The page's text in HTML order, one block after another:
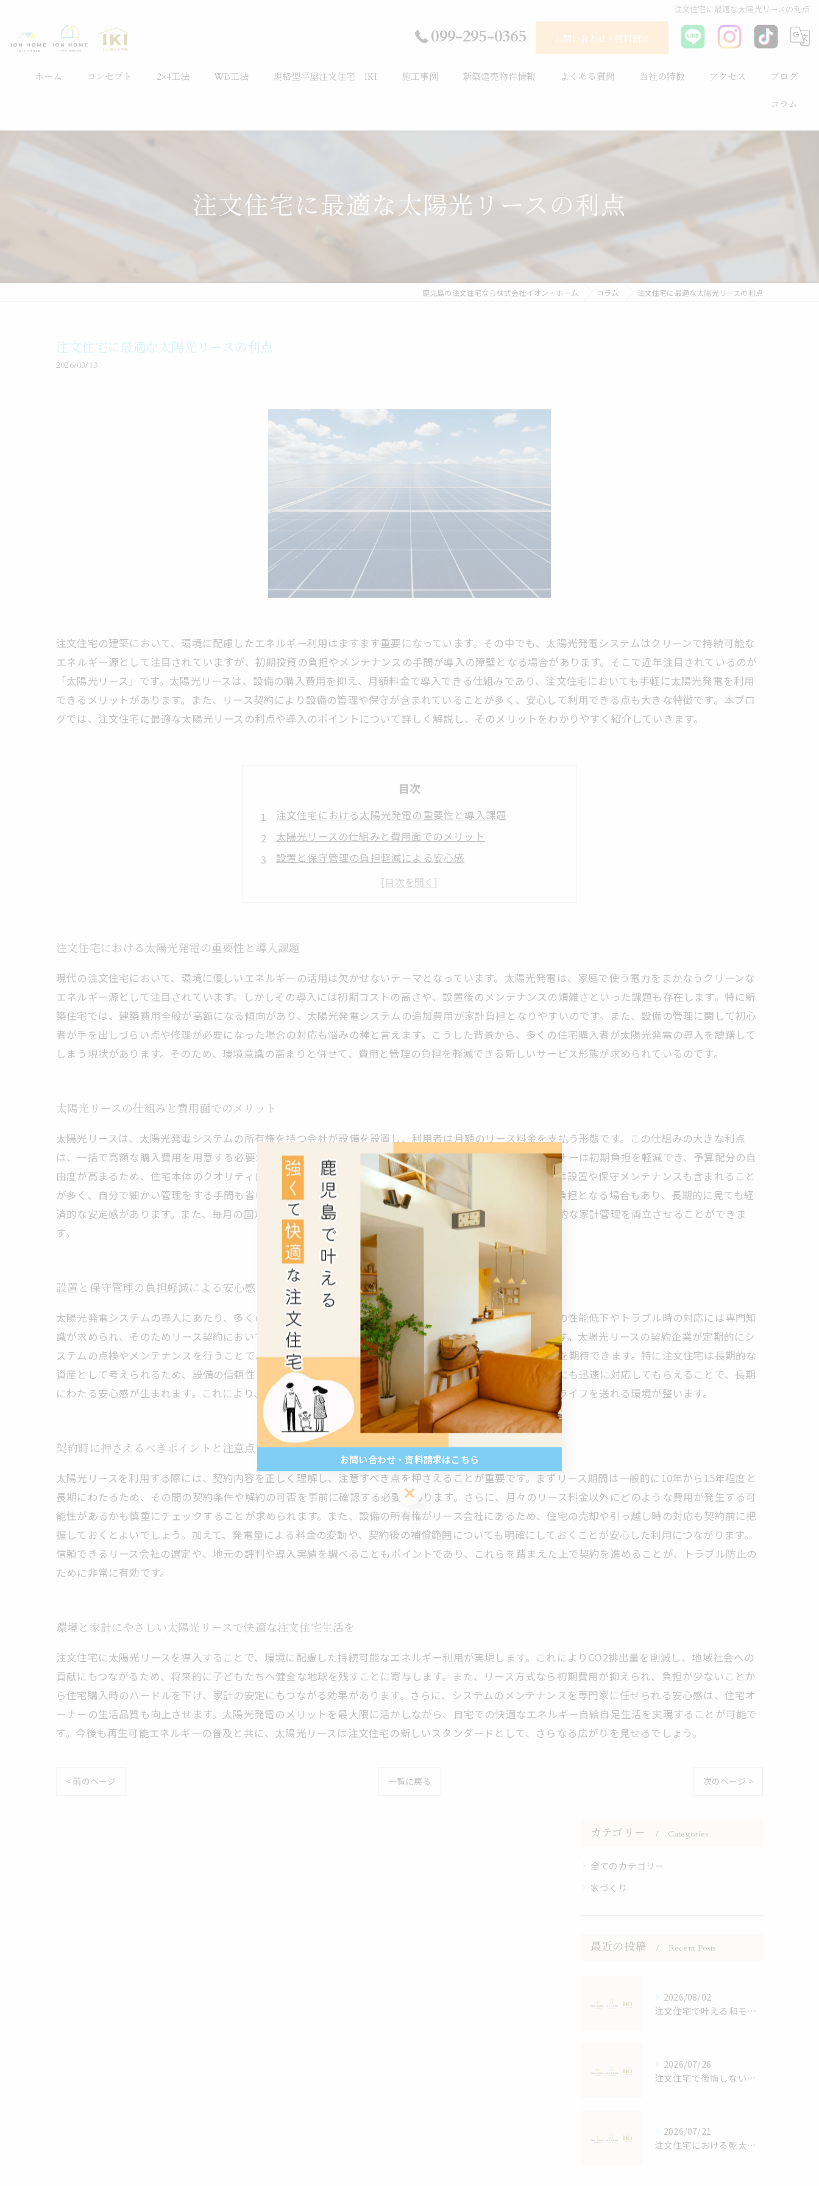
注文住宅に最適な太陽光リースの利点
099-295-0365 お問い合わせ・資料請求
ホーム コンセプト 2×4工法 WB工法 規格型平屋注文住宅 IKI 施工事例 新築建売物件情報 よくある質問 当社の特徴
省エネ
アクセス ブログ
コラム
注文住宅に最適な太陽光リースの利点
鹿児島の注文住宅なら株式会社イオン・ホーム コラム 注文住宅に最適な太陽光リースの利点
注文住宅に最適な太陽光リースの利点
2026/03/13
注文住宅の建築において、環境に配慮したエネルギー利用はますます重要になっています。その中でも、太陽光発電システムはクリーンで持続可能な
エネルギー源として注目されていますが、初期投資の負担やメンテナンスの手間が導入の障壁となる場合があります。そこで近年注目されているのが
「太陽光リース」です。太陽光リースは、設備の購入費用を抑え、月額料金で導入できる仕組みであり、注文住宅においても手軽に太陽光発電を利用
できるメリットがあります。また、リース契約により設備の管理や保守が含まれていることが多く、安心して利用できる点も大きな特徴です。本ブロ
グでは、注文住宅に最適な太陽光リースの利点や導入のポイントについて詳しく解説し、そのメリットをわかりやすく紹介していきます。
目次
注文住宅における太陽光発電の重要性と導入課題
太陽光リースの仕組みと費用面でのメリット
設置と保守管理の負担軽減による安心感
契約時に押さえるべきポイントと注意点
注文住宅における太陽光発電の重要性と導入課題
現代の注文住宅において、環境に優しいエネルギーの活用は欠かせないテーマとなっています。太陽光発電は、家庭で使う電力をまかなうクリーンな
エネルギー源として注目されています。しかしその導入には初期コストの高さや、設置後のメンテナンスの煩雑さといった課題も存在します。特に新
築住宅では、建築費用全般が高額になる傾向があり、太陽光発電システムの追加費用が家計負担となりやすいのです。また、設備の管理に関して初心
者が手を出しづらい点や修理が必要になった場合の対応も悩みの種と言えます。こうした背景から、多くの住宅購入者が太陽光発電の導入を躊躇して
しまう現状があります。そのため、環境意識の高まりと併せて、費用と管理の負担を軽減できる新しいサービス形態が求められているのです。
太陽光リースの仕組みと費用面でのメリット
太陽光リースは、太陽光発電システムの所有権を持つ会社が設備を設置し、利用者は月額のリース料金を支払う形態です。この仕組みの大きな利点
は、一括で高額な購入費用を用意する必要がなく、導入コストを抑えられる点にあります。注文住宅のオーナーは初期負担を軽減でき、予算配分の自
由度が高まるため、住宅本体のクオリティ向上に資金を振り向けることも可能です。さらに、リース契約には設置や保守メンテナンスも含まれること
が多く、自分で細かい管理をする手間も省けます。契約内容によっては故障時の修理費用が全てリース会社負担となる場合もあり、長期的に見ても経
済的な安定感があります。また、毎月の固定費としてコストを把握しやすいため、光熱費の節約効果と計画的な家計管理を両立させることができま
す。
設置と保守管理の負担軽減による安心感
太陽光発電システムの導入にあたり、多くのユーザーが懸念するのが維持管理の問題です。ソーラーパネルの性能低下やトラブル時の対応には専門知
識が求められ、そのためリース契約において管理と保守がセットになっている点は非常にメリットといえます。太陽光リースの契約企業が定期的にシ
ステムの点検やメンテナンスを行うことで、ユーザーは日常的な管理の負担を感じることなく安定した発電を期待できます。特に注文住宅は長期的な
資産として考えられるため、設備の信頼性と運用の簡便さが非常に重要です。また、万が一の故障や不具合にも迅速に対応してもらえることで、長期
にわたる安心感が生まれます。これにより、購入者は設置後のトラブルに悩まされることなく、快適なエコライフを送れる環境が整います。
契約時に押さえるべきポイントと注意点
太陽光リースを利用する際には、契約内容を正しく理解し、注意すべき点を押さえることが重要です。まずリース期間は一般的に10年から15年程度と
長期にわたるため、その間の契約条件や解約の可否を事前に確認する必要があります。さらに、月々のリース料金以外にどのような費用が発生する可
能性があるかも慎重にチェックすることが求められます。また、設備の所有権がリース会社にあるため、住宅の売却や引っ越し時の対応も契約前に把
握しておくとよいでしょう。加えて、発電量による料金の変動や、契約後の補償範囲についても明確にしておくことが安心した利用につながります。
信頼できるリース会社の選定や、地元の評判や導入実績を調べることもポイントであり、これらを踏まえた上で契約を進めることが、トラブル防止の
ために非常に有効です。
環境と家計にやさしい太陽光リースで快適な注文住宅生活を
注文住宅に太陽光リースを導入することで、環境に配慮した持続可能なエネルギー利用が実現します。これによりCO2排出量を削減し、地域社会への
貢献にもつながるため、将来的に子どもたちへ健全な地球を残すことに寄与します。また、リース方式なら初期費用が抑えられ、負担が少ないことか
ら住宅購入時のハードルを下げ、家計の安定にもつながる効果があります。さらに、システムのメンテナンスを専門家に任せられる安心感は、住宅オ
ーナーの生活品質も向上させます。太陽光発電のメリットを最大限に活かしながら、自宅での快適なエネルギー自給自足生活を実現することが可能で
す。今後も再生可能エネルギーの普及と共に、太陽光リースは注文住宅の新しいスタンダードとして、さらなる広がりを見せるでしょう。
< 前のページ 一覧に戻る 次のページ >
カテゴリー Categories
全てのカテゴリー
家づくり
最近の投稿 Recent Posts
2026/08/02
注文住宅で叶える和モダンの家づくり鹿児島県鹿児島市大島郡宇検村で失敗しない選び方
2026/07/26
注文住宅で後悔しないスペースと収納計画の立て方と家族4人に最適な間取りの秘訣
2026/07/21
注文住宅における乾太くんの効果検証
お問い合わせ・資料請求はこちら
お問い合わせ・資料請求はこちら